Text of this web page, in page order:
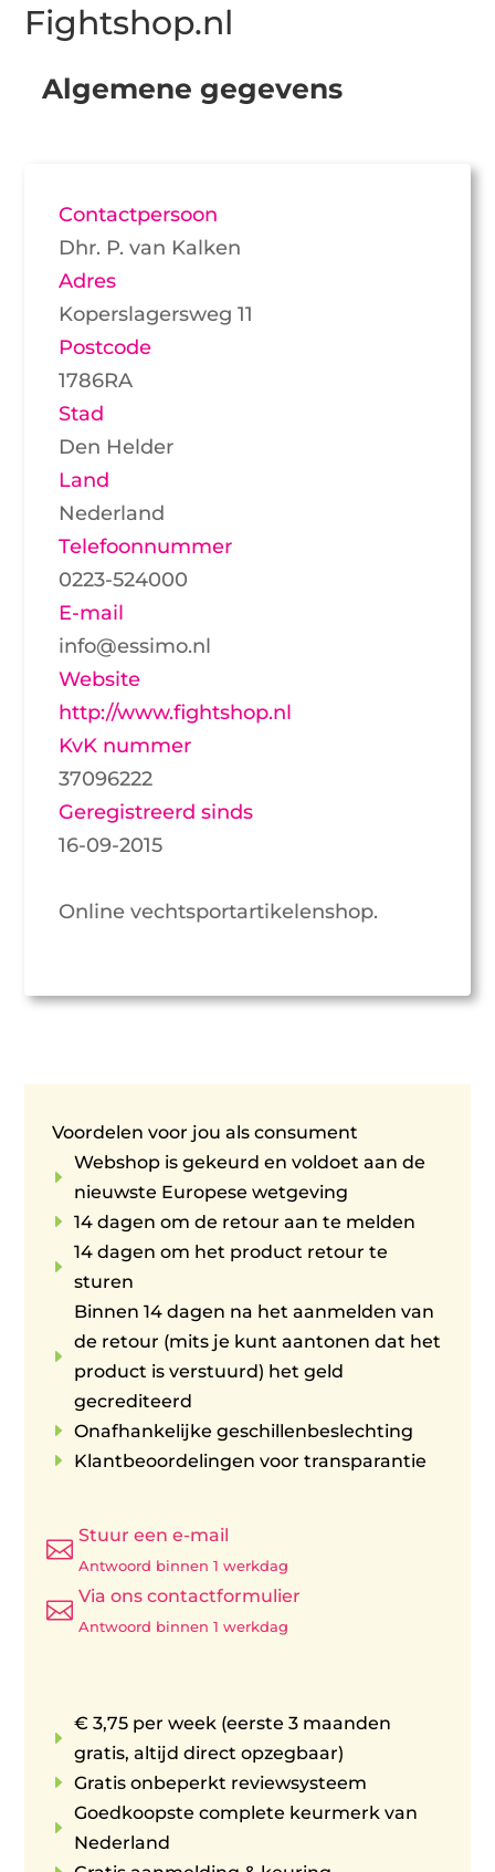
Fightshop.nl
Algemene gegevens
Contactpersoon
Dhr. P. van Kalken
Adres
Koperslagersweg 11
Postcode
1786RA
Stad
Den Helder
Land
Nederland
Telefoonnummer
0223-524000
E-mail
info@essimo.nl
Website
http://www.fightshop.nl
KvK nummer
37096222
Geregistreerd sinds
16-09-2015
Online vechtsportartikelenshop.
Voordelen voor jou als consument
E
Webshop is gekeurd en voldoet aan de
nieuwste Europese wetgeving
E 14 dagen om de retour aan te melden
E
14 dagen om het product retour te
sturen
E
Binnen 14 dagen na het aanmelden van
de retour (mits je kunt aantonen dat het
product is verstuurd) het geld
gecrediteerd
E Onafhankelijke geschillenbeslechting
E Klantbeoordelingen voor transparantie

Stuur een e-mail
Antwoord binnen 1 werkdag

Via ons contactformulier
Antwoord binnen 1 werkdag
E
€ 3,75 per week (eerste 3 maanden
gratis, altijd direct opzegbaar)
E Gratis onbeperkt reviewsysteem
E
Goedkoopste complete keurmerk van
Nederland